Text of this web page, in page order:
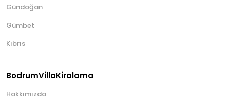
Gündoğan
Gümbet
Kıbrıs
BodrumVillaKiralama
Hakkımızda